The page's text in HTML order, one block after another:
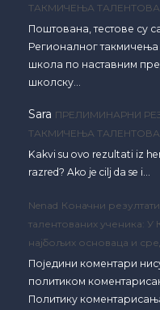
ТАКМИЧЕЊА
Поштована, тестове су
Регионалног
школа по наставним
школску…
Sara ПРЕЛИМИНАРНИ
ТАКМИЧЕЊА
Kakvi su ovo rezultati iz
razred? Ako je cilj da se i…
Nenad Коначни
талентованих ученика: У
најбољих основаца и
Поједини коментари
политиком
Политику